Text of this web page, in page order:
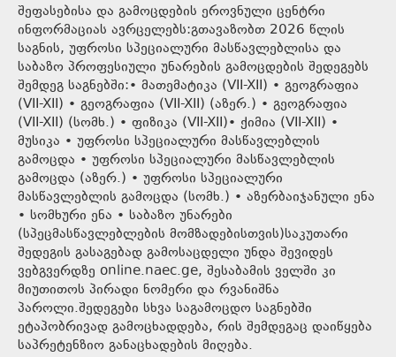
შეფასებისა და გამოცდების ეროვნული ცენტრი
ინფორმაციას ავრცელებს:გთავაზობთ 2026 წლის
საგნის, უფროსი სპეციალური მასწავლებლისა და
საბაზო პროფესიული უნარების გამოცდების შედეგებს
შემდეგ საგნებში:• მათემატიკა (VII-XII) • გეოგრაფია
(VII-XII) • გეოგრაფია (VII-XII) (აზერ.) • გეოგრაფია
(VII-XII) (სომხ.) • ფიზიკა (VII-XII)• ქიმია (VII-XII) •
მუსიკა • უფროსი სპეციალური მასწავლებლის
გამოცდა • უფროსი სპეციალური მასწავლებლის
გამოცდა (აზერ.) • უფროსი სპეციალური
მასწავლებლის გამოცდა (სომხ.) • აზერბაიჯანული ენა
• სომხური ენა • საბაზო უნარები
(სპეცმასწავლებლების მომზადებისთვის)საკუთარი
შედეგის გასაგებად გამოსაცდელი უნდა შევიდეს
ვებგვერდზე online.naec.ge, შესაბამის ველში კი
მიუთითოს პირადი ნომერი და რვანიშნა
პაროლი.შედეგები სხვა საგამოცდო საგნებში
ეტაპობრივად გამოცხადდება, რის შემდეგაც დაიწყება
საპრეტენზიო განაცხადების მიღება.